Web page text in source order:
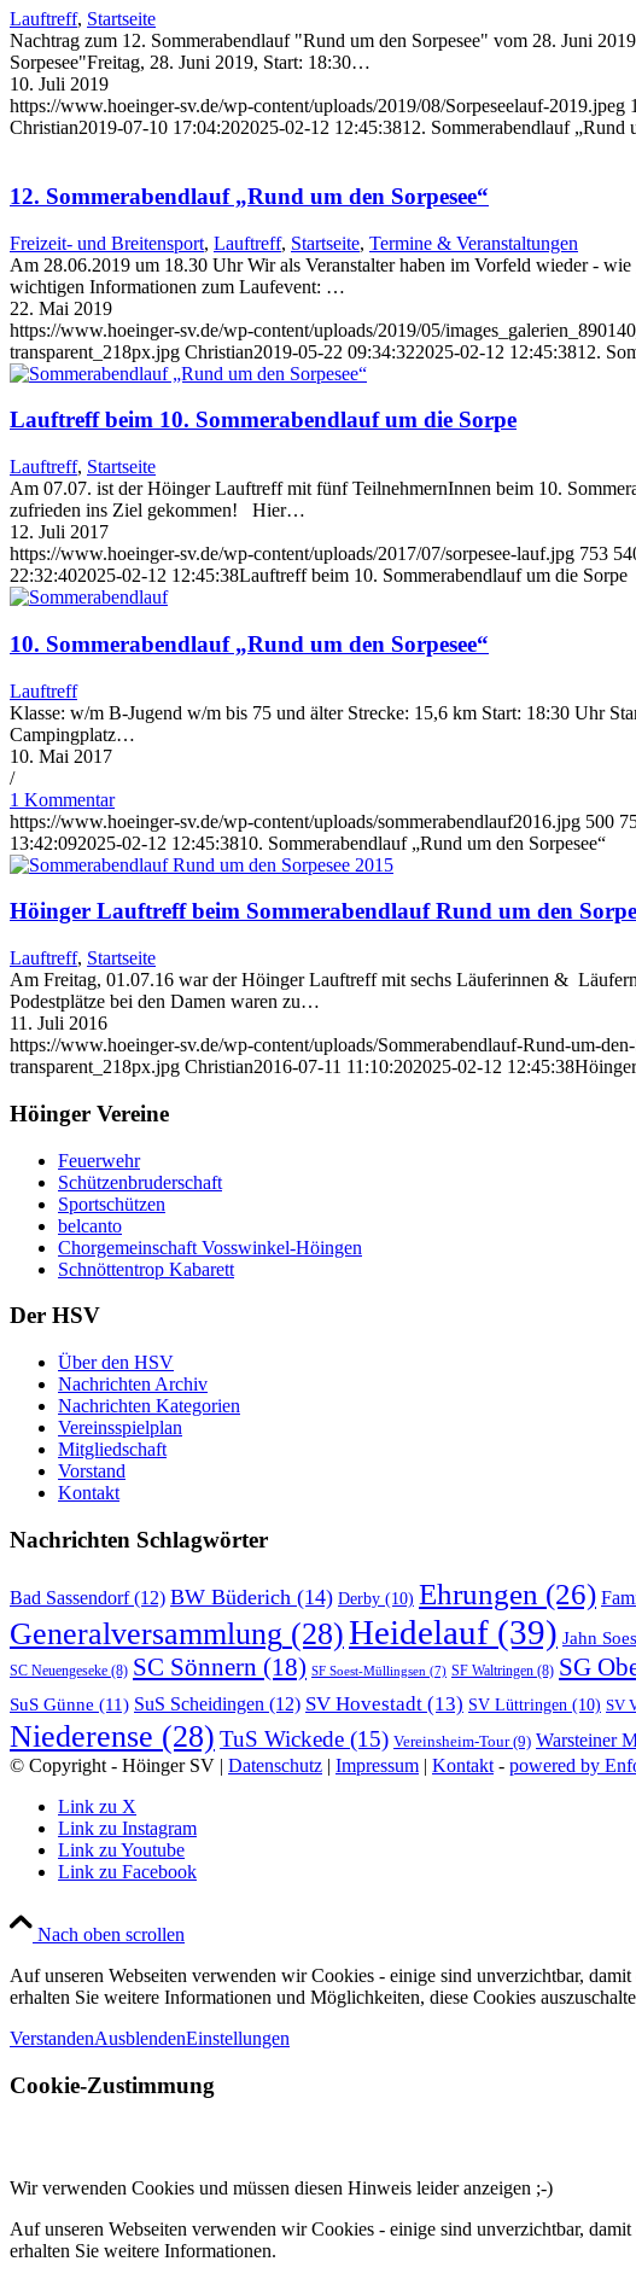
Lauftreff, Startseite
Nachtrag zum 12. Sommerabendlauf "Rund um den Sorpesee" vom 28. Juni
Sorpesee"Freitag, 28. Juni 2019, Start: 18:30…
10. Juli 2019
https://www.hoeinger-sv.de/wp-content/uploads/2019/08/Sorpeseelauf-2019.jpeg
Christian2019-07-10 17:04:202025-02-12 12:45:3812. Sommerabendlauf „Rund
12. Sommerabendlauf „Rund um den Sorpesee“
Freizeit- und Breitensport, Lauftreff, Startseite, Termine & Veranstaltungen
Am 28.06.2019 um 18.30 Uhr Wir als Veranstalter haben im Vorfeld wieder -
wichtigen Informationen zum Laufevent: …
22. Mai 2019
https://www.hoeinger-sv.de/wp-content/uploads/2019/05/
transparent_218px.jpg Christian2019-05-22 09:34:322025-02-12 12:45:3812.
Lauftreff beim 10. Sommerabendlauf um die Sorpe
Lauftreff, Startseite
Am 07.07. ist der Höinger Lauftreff mit fünf TeilnehmernInnen beim 10.
zufrieden ins Ziel gekommen! Hier…
12. Juli 2017
https://www.hoeinger-sv.de/wp-content/uploads/2017/07/sorpesee-lauf.jpg 753
22:32:402025-02-12 12:45:38Lauftreff beim 10. Sommerabendlauf um die Sorpe
10. Sommerabendlauf „Rund um den Sorpesee“
Lauftreff
Klasse: w/m B-Jugend w/m bis 75 und älter Strecke: 15,6 km Start: 18:30 Uhr
Campingplatz…
10. Mai 2017
/
1 Kommentar
https://www.hoeinger-sv.de/wp-content/uploads/sommerabendlauf2016.jpg 500
13:42:092025-02-12 12:45:3810. Sommerabendlauf „Rund um den Sorpesee“
Höinger Lauftreff beim Sommerabendlauf Rund um den
Lauftreff, Startseite
Am Freitag, 01.07.16 war der Höinger Lauftreff mit sechs Läuferinnen &
Podestplätze bei den Damen waren zu…
11. Juli 2016
https://www.hoeinger-sv.de/wp-content/uploads/Sommerabendlauf-Rund-um-
transparent_218px.jpg Christian2016-07-11 11:10:202025-02-12 12:45:38
Höinger Vereine
Feuerwehr
Schützenbruderschaft
Sportschützen
belcanto
Chorgemeinschaft Vosswinkel-Höingen
Schnöttentrop Kabarett
Der HSV
Über den HSV
Nachrichten Archiv
Nachrichten Kategorien
Vereinsspielplan
Mitgliedschaft
Vorstand
Kontakt
Nachrichten Schlagwörter
Bad Sassendorf(12) BW Büderich (14) Derby (10) Ehrungen (26)
Generalversammlung (28)Heidelauf (39) Jahn
SC Neuengeseke (8) SC Sönnern (18) SF Soest-Müllingsen (7) SF Waltringen (8) SG
SuS Günne (11) SuS Scheidingen (12) SV Hovestadt (13) SV Lüttringen (10) SV
Niederense (28) TuS Wickede (15) Vereinsheim-Tour(9) Warsteiner
© Copyright - Höinger SV | Datenschutz | Impressum | Kontakt - powered by
Link zu X
Link zu Instagram
Link zu Youtube
Link zu Facebook
Nach oben scrollen
Auf unseren Webseiten verwenden wir Cookies - einige sind unverzichtbar,
erhalten Sie weitere Informationen und Möglichkeiten, diese Cookies
VerstandenAusblendenEinstellungen
Cookie-Zustimmung
Wir verwenden Cookies und müssen diesen Hinweis leider anzeigen ;-)
Auf unseren Webseiten verwenden wir Cookies - einige sind unverzichtbar,
erhalten Sie weitere Informationen.